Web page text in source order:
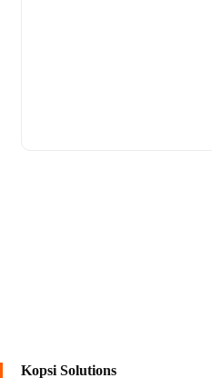
Kopsi Solutions